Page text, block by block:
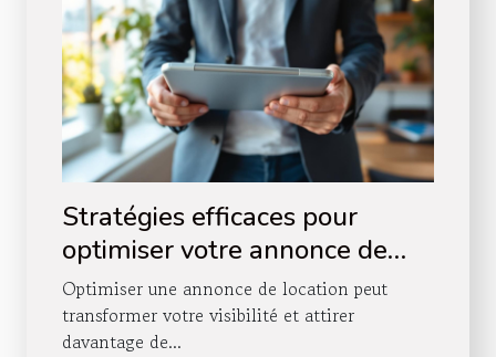
Stratégies efficaces pour
optimiser votre annonce de
location
Optimiser une annonce de location peut
transformer votre visibilité et attirer
davantage de...